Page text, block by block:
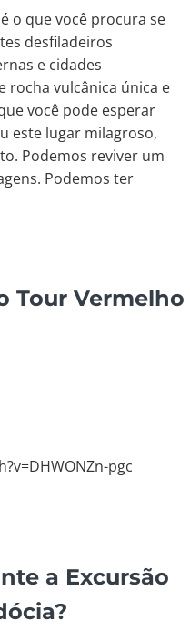
o que você procura se
desfiladeiros
e cidades
rocha vulcânica única e
você pode esperar
este lugar milagroso,
Podemos reviver um
Podemos ter
Tour Vermelho
pgc
a Excursão